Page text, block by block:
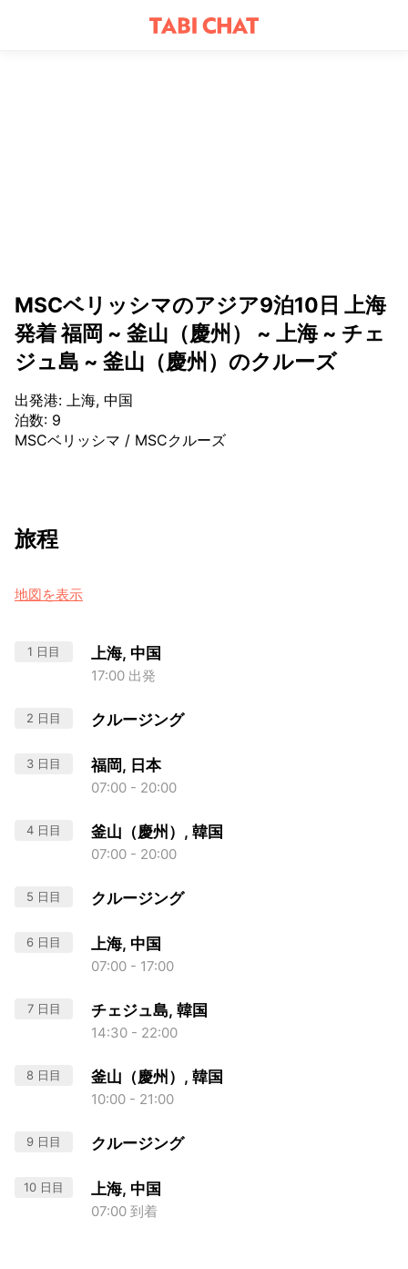
MSCベリッシマのアジア9泊10日 上海
発着 福岡 ~ 釜山（慶州） ~ 上海 ~ チェ
ジュ島 ~ 釜山（慶州）のクルーズ
出発港: 上海, 中国
泊数: 9
MSCベリッシマ / MSCクルーズ
旅程
地図を表示
1 日目 上海, 中国
17:00 出発
2 日目 クルージング
3 日目 福岡, 日本
07:00 - 20:00
4 日目 釜山（慶州）, 韓国
07:00 - 20:00
5 日目 クルージング
6 日目 上海, 中国
07:00 - 17:00
7 日目 チェジュ島, 韓国
14:30 - 22:00
8 日目 釜山（慶州）, 韓国
10:00 - 21:00
9 日目 クルージング
10 日目 上海, 中国
07:00 到着